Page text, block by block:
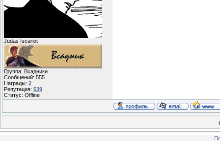
Judas Iscariot
Группа: Всадники
Сообщений: 555
Награды: 2
Репутация: 539
Статус: Offline